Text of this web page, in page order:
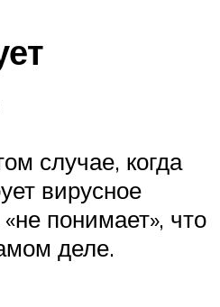
случае, когда
вирусное
понимает», что
деле.